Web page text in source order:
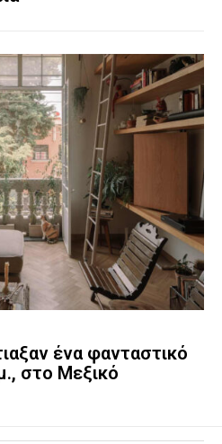
ένα φανταστικό
στο Μεξικό